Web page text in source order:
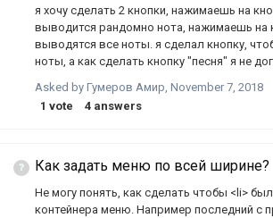
я хочу сделать 2 кнопки, нажимаешь на
выводится рандомно нота, нажимаешь на
выводятся все ноты. я сделал кнопку,
ноты, а как сделать кнопку "песня" я не
Asked by Гумеров Амир November 7, 2018
1 vote 4 answers
Как задать меню по всей ширине?
Не могу понять, как сделать чтобы <li>
контейнера меню. Например последний с